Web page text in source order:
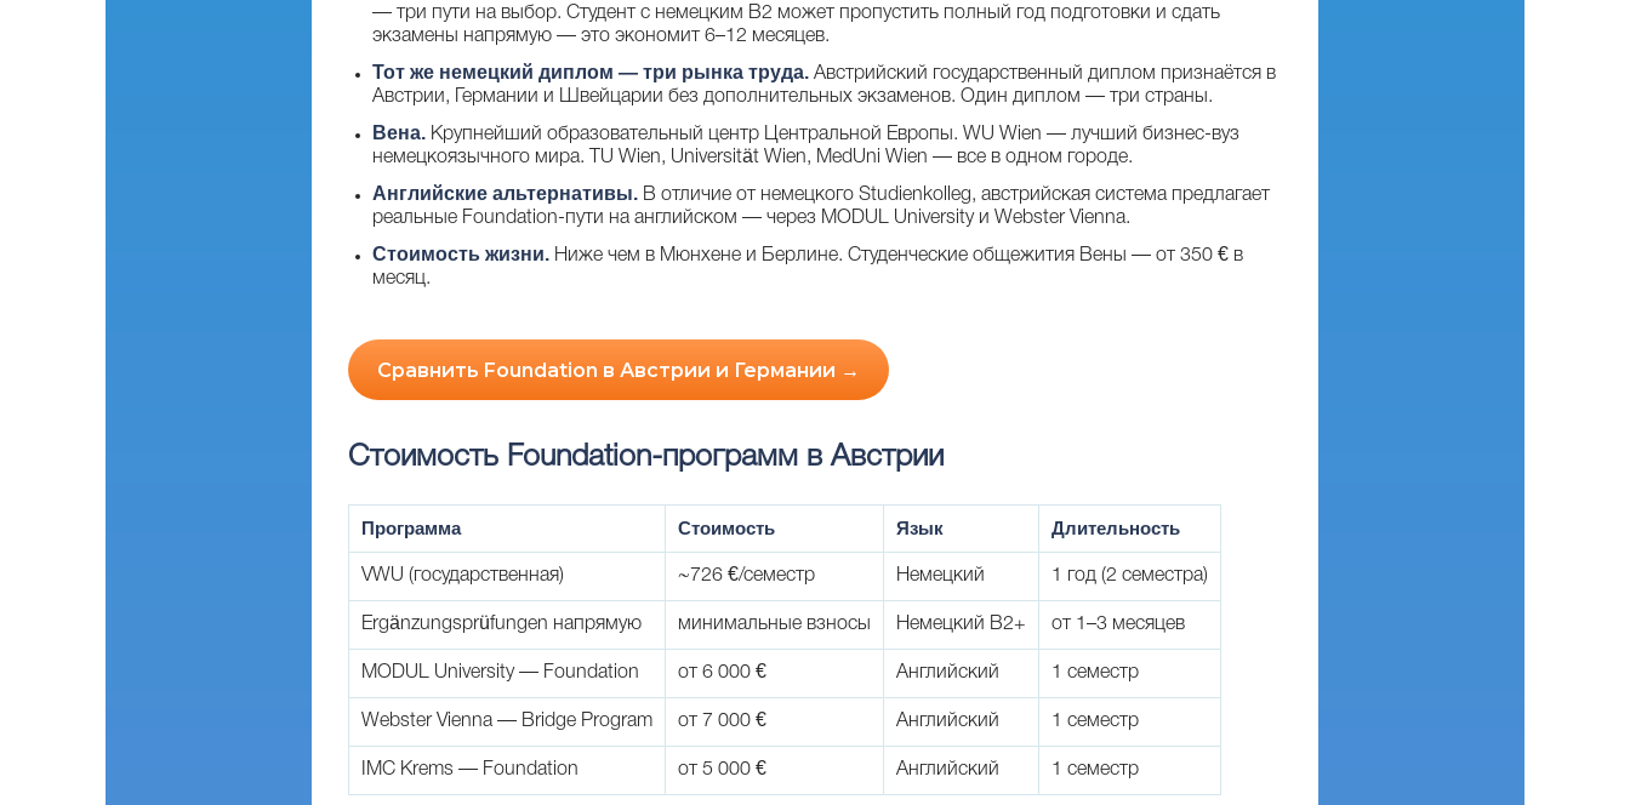
— три пути на выбор. Студент с немецким B2 может пропустить полный год подготовки и сдать
экзамены напрямую — это экономит 6–12 месяцев.
Тот же немецкий диплом — три рынка труда. Австрийский государственный диплом признаётся в
Австрии, Германии и Швейцарии без дополнительных экзаменов. Один диплом — три страны.
Вена. Крупнейший образовательный центр Центральной Европы. WU Wien — лучший бизнес-вуз
немецкоязычного мира. TU Wien, Universität Wien, MedUni Wien — все в одном городе.
Английские альтернативы. В отличие от немецкого Studienkolleg, австрийская система предлагает
реальные Foundation-пути на английском — через MODUL University и Webster Vienna.
Стоимость жизни. Ниже чем в Мюнхене и Берлине. Студенческие общежития Вены — от 350 € в
месяц.
Сравнить Foundation в Австрии и Германии →
Стоимость Foundation-программ в Австрии
Программа Стоимость Язык Длительность
VWU (государственная) ~726 €/семестр Немецкий 1 год (2 семестра)
Ergänzungsprüfungen напрямую минимальные взносы Немецкий B2+ от 1–3 месяцев
MODUL University — Foundation от 6 000 € Английский 1 семестр
Webster Vienna — Bridge Program от 7 000 € Английский 1 семестр
IMC Krems — Foundation от 5 000 € Английский 1 семестр